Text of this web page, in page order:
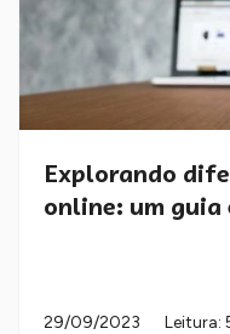
Explorando
online: um
29/09/2023
Leitura: